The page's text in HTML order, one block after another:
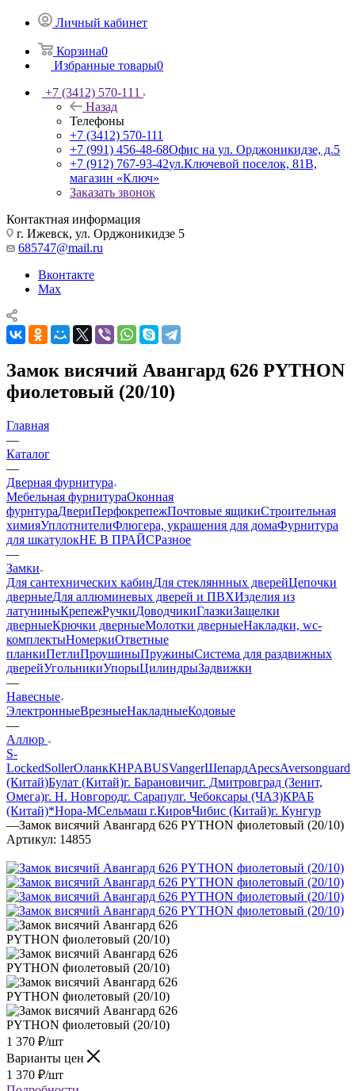
Личный кабинет
Корзина0
Избранные товары0
+7 (3412) 570-111
Назад
Телефоны
+7 (3412) 570-111
+7 (991) 456-48-68Офис на ул. Орджоникидзе, д.5
+7 (912) 767-93-42ул.Ключевой поселок, 81В,
магазин «Ключ»
Заказать звонок
Контактная информация
г. Ижевск, ул. Орджоникидзе 5
685747@mail.ru
Вконтакте
Max
Замок висячий Авангард 626 PYTHON
фиолетовый (20/10)
Главная
—
Каталог
—
Дверная фурнитура
Мебельная фурнитураОконная
фурнтураДвериПерфокрепежПочтовые ящикиСтроительная
химияУплотнителиФлюгера, украшения для домаФурнитура
для шкатулокНЕ В ПРАЙСРазное
—
Замки
Для сантехнических кабинДля стекляннных дверейЦепочки
дверныеДля аллюминевых дверей и ПВХИзделия из
латуниныКрепежРучкиДоводчикиГлазкиЗащелки
дверныеКрючки дверныеМолотки дверныеНакладки, wc-
комплектыНомеркиОтветные
планкиПетлиПроушиныПружиныСистема для раздвижных
дверейУгольникиУпорыЦилиндрыЗадвижки
—
Навесные
ЭлектронныеВрезныеНакладныеКодовые
—
Аллюр
S-
LockedSollerОланкКНРABUSVangerШепардApecsAversonguard
(Китай)Булат (Китай)г. Барановичиг. Дмитровград (Зенит,
Омега)г. Н. Новгородг. Сарапулг. Чебоксары (ЧАЗ)КРАБ
(Китай)*Нора-МСельмаш г.КировЧибис (Китай)г. Кунгур
—Замок висячий Авангард 626 PYTHON фиолетовый (20/10)
Артикул: 14855
1 370 ₽/шт
Варианты цен
1 370 ₽/шт